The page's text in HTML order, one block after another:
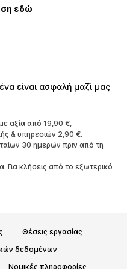
εδώ
είναι ασφαλή μαζί μας
αξία από 19,90 €,
& υπηρεσιών 2,90 €.
30 ημερών πριν από τη
κλήσεις από το εξωτερικό
Θέσεις εργασίας
δεδομένων
Νομικές πληροφορίες